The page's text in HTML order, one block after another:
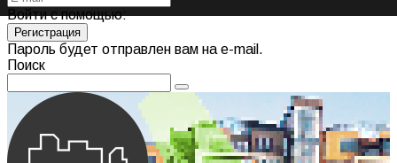
Войти с помощью:
Пароль будет отправлен вам на e-mail.
Поиск